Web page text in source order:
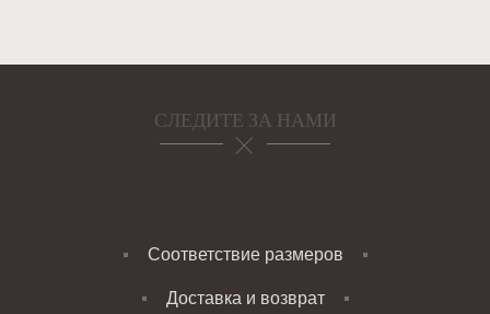
СЛЕДИТЕ ЗА НАМИ
Соответствие размеров
Доставка и возврат